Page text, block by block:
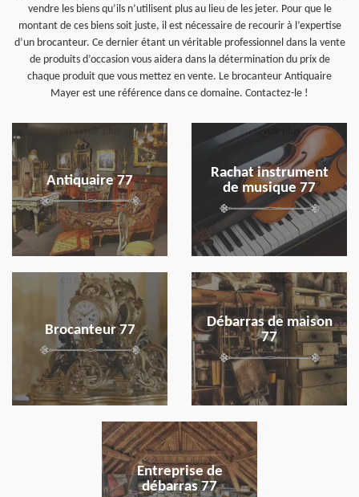
vendre les biens qu’ils n’utilisent plus au lieu de les jeter. Pour que le
montant de ces biens soit juste, il est nécessaire de recourir à l’expertise
d’un brocanteur. Ce dernier étant un véritable professionnel dans la vente
de produits d’occasion vous aidera dans la détermination du prix de
chaque produit que vous mettez en vente. Le brocanteur Antiquaire
Mayer est une référence dans ce domaine. Contactez-le !
Antiquaire 77
en savoir plus
Rachat instrument
de musique 77
en savoir plus
Brocanteur 77
en savoir plus
Débarras de maison
77
en savoir plus
Entreprise de
débarras 77
en savoir plus